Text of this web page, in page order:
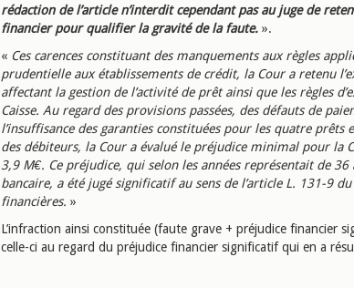
rédaction de l’article n’interdit cependant pas au juge de
financier pour qualifier la gravité de la faute. ».
« Ces carences constituant des manquements aux règles
prudentielle aux établissements de crédit, la Cour a retenu
affectant la gestion de l’activité de prêt ainsi que les règles
Caisse. Au regard des provisions passées, des défauts de
l’insuffisance des garanties constituées pour les quatre
des débiteurs, la Cour a évalué le préjudice minimal pour la
3,9 M€. Ce préjudice, qui selon les années représentait de
bancaire, a été jugé significatif au sens de l’article L. 131-9
financières. »
L’infraction ainsi constituée (faute grave + préjudice financier
celle-ci au regard du préjudice financier significatif qui en a